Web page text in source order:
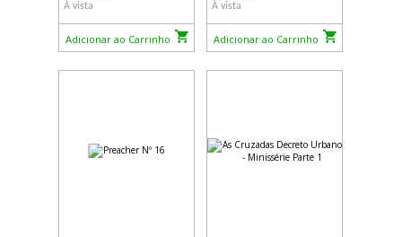
À vista
Adicionar ao Carrinho
À vista
Adicionar ao Carrinho